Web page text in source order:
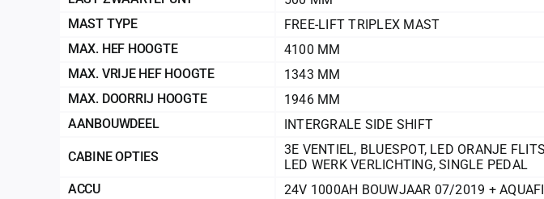
MAST TYPE
FREE-LIFT TRIPLEX MAST
MAX. HEF HOOGTE
4100 MM
MAX. VRIJE HEF HOOGTE
1343 MM
MAX. DOORRIJ HOOGTE
1946 MM
AANBOUWDEEL
INTERGRALE SIDE SHIFT
CABINE OPTIES 3E VENTIEL, BLUESPOT, LED ORANJE
LED WERK VERLICHTING,SINGLE PEDAL
ACCU
24V 1000AH BOUWJAAR 07/2019 +